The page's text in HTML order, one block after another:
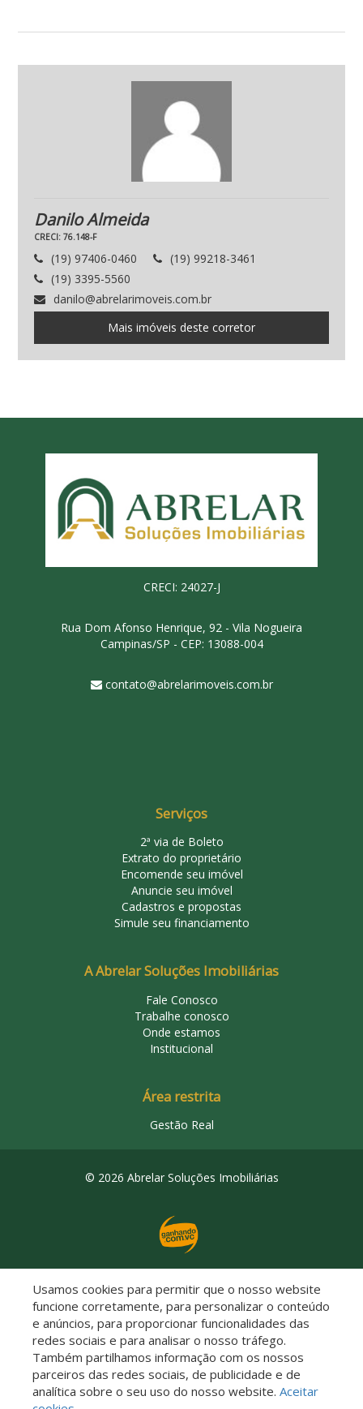
Saiba mais sobre este imóvel!
Danilo Almeida
CRECI: 76.148-F
(19) 97406-0460
(19) 99218-3461
(19) 3395-5560
danilo@abrelarimoveis.com.br
Mais imóveis deste corretor
CRECI: 24027-J
Rua Dom Afonso Henrique, 92 - Vila Nogueira
Campinas/SP - CEP: 13088-004
contato@abrelarimoveis.com.br
Serviços
2ª via de Boleto
Extrato do proprietário
Encomende seu imóvel
Anuncie seu imóvel
Cadastros e propostas
Simule seu financiamento
A Abrelar Soluções Imobiliárias
Fale Conosco
Trabalhe conosco
Onde estamos
Institucional
Área restrita
Gestão Real
© 2026 Abrelar Soluções Imobiliárias
Descomplicado por:
Usamos cookies para permitir que o nosso website
funcione corretamente, para personalizar o conteúdo
e anúncios, para proporcionar funcionalidades das
redes sociais e para analisar o nosso tráfego.
Também partilhamos informação com os nossos
parceiros das redes sociais, de publicidade e de
analítica sobre o seu uso do nosso website. Aceitar